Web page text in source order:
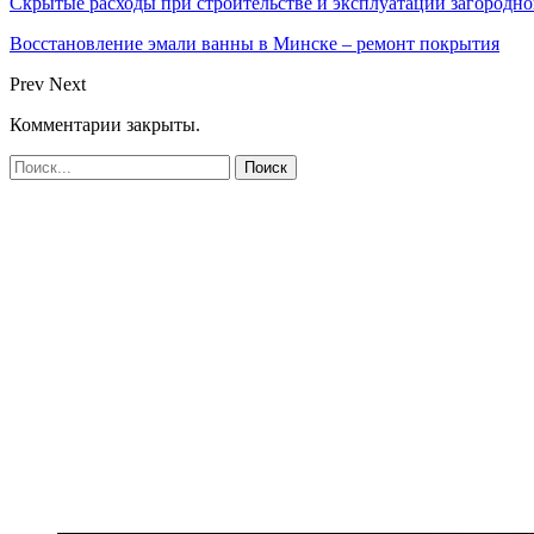
Восстановление эмали ванны в Минске – ремонт покрытия
Prev Next
Комментарии закрыты.